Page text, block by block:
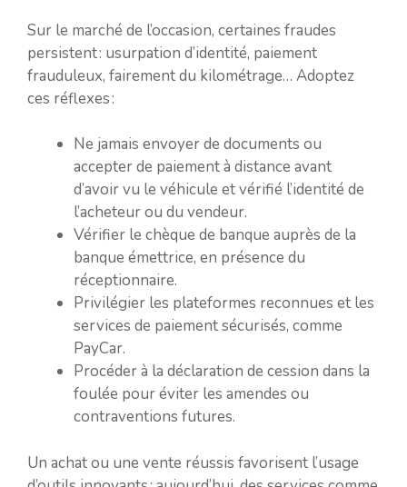
Sur le marché de l’occasion, certaines fraudes
persistent : usurpation d’identité, paiement
frauduleux, fairement du kilométrage… Adoptez
ces réflexes :
Ne jamais envoyer de documents ou
accepter de paiement à distance avant
d’avoir vu le véhicule et vérifié l’identité de
l’acheteur ou du vendeur.
Vérifier le chèque de banque auprès de la
banque émettrice, en présence du
réceptionnaire.
Privilégier les plateformes reconnues et les
services de paiement sécurisés, comme
PayCar.
Procéder à la déclaration de cession dans la
foulée pour éviter les amendes ou
contraventions futures.
Un achat ou une vente réussis favorisent l’usage